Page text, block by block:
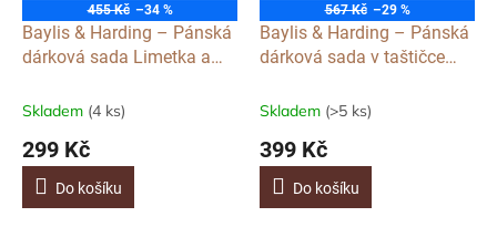
455 Kč –34 %
Baylis & Harding – Pánská
dárková sada Limetka a
Skladem (4 ks)
299 Kč
Do košíku
567 Kč –29 %
Baylis & Harding – Pánská
dárková sada v taštičce
Skladem (>5 ks)
399 Kč
Do košíku